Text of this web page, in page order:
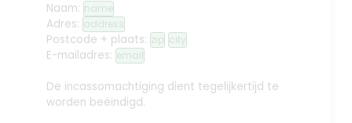
Naam: name
Adres: address
Postcode + plaats: zip city
E-mailadres: email
De incassomachtiging dient tegelijkertijd te
worden beëindigd.